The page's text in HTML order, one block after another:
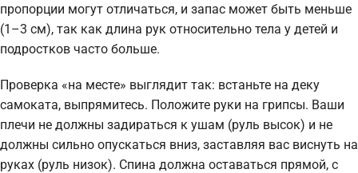
пропорции могут отличаться, и запас может быть меньше
(1–3 см), так как длина рук относительно тела у детей и
подростков часто больше.
Проверка «на месте» выглядит так: встаньте на деку
самоката, выпрямитесь. Положите руки на грипсы. Ваши
плечи не должны задираться к ушам (руль высок) и не
должны сильно опускаться вниз, заставляя вас виснуть на
руках (руль низок). Спина должна оставаться прямой, с